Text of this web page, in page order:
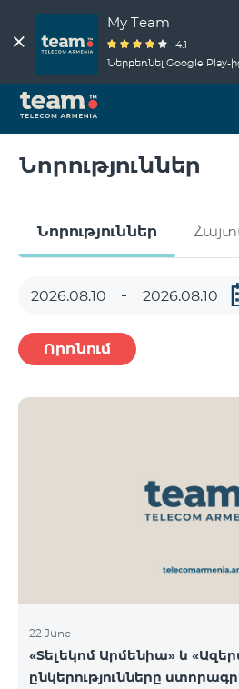
My Team
4.1
Ներբեռնել Google Play-
Նորություններ
Նորություններ
Որոնում
22 June
«Տելեկոմ Արմենիա» և
ընկերությունները